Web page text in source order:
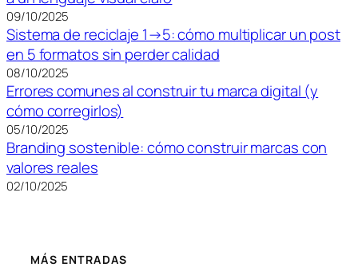
09/10/2025
Sistema de reciclaje 1→5: cómo multiplicar un post
en 5 formatos sin perder calidad
08/10/2025
Errores comunes al construir tu marca digital (y
cómo corregirlos)
05/10/2025
Branding sostenible: cómo construir marcas con
valores reales
02/10/2025
MÁS ENTRADAS